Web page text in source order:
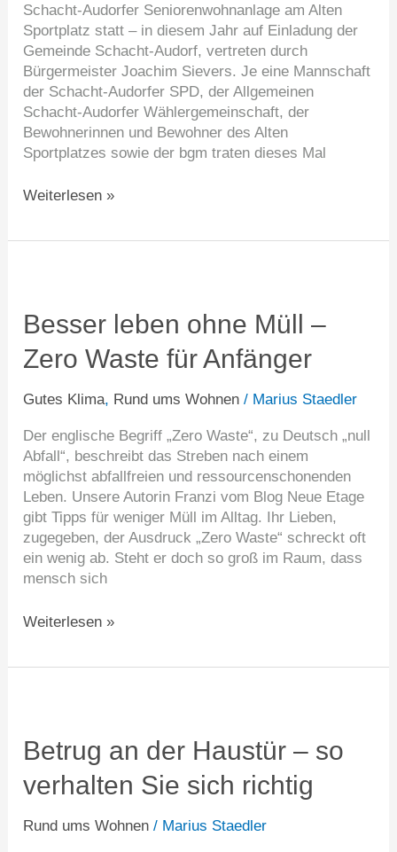
Schacht-Audorfer Seniorenwohnanlage am Alten
Sportplatz statt – in diesem Jahr auf Einladung der
Gemeinde Schacht-Audorf, vertreten durch
Bürgermeister Joachim Sievers. Je eine Mannschaft
der Schacht-Audorfer SPD, der Allgemeinen
Schacht-Audorfer Wählergemeinschaft, der
Bewohnerinnen und Bewohner des Alten
Sportplatzes sowie der bgm traten dieses Mal
Weiterlesen »
Besser leben ohne Müll –
Zero Waste für Anfänger
Gutes Klima, Rund ums Wohnen / Marius Staedler
Der englische Begriff „Zero Waste“, zu Deutsch „null
Abfall“, beschreibt das Streben nach einem
möglichst abfallfreien und ressourcenschonenden
Leben. Unsere Autorin Franzi vom Blog Neue Etage
gibt Tipps für weniger Müll im Alltag. Ihr Lieben,
zugegeben, der Ausdruck „Zero Waste“ schreckt oft
ein wenig ab. Steht er doch so groß im Raum, dass
mensch sich
ohne
Müll
–
Waste
Anfänger
Weiterlesen »
Betrug an der Haustür – so
verhalten Sie sich richtig
Rund ums Wohnen / Marius Staedler
der
Haustür
–
verhalten